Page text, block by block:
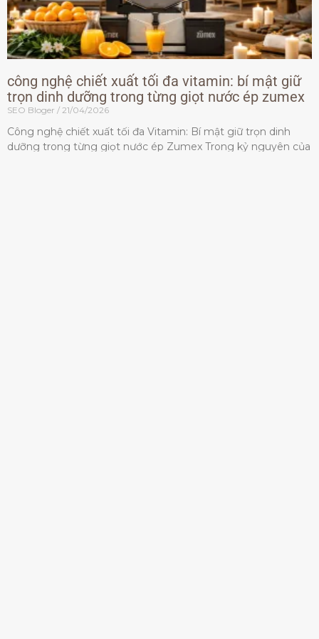
công nghệ chiết xuất tối đa vitamin: bí mật giữ
trọn dinh dưỡng trong từng giọt nước ép zumex
SEO Bloger 21/04/2026
Công nghệ chiết xuất tối đa Vitamin: Bí mật giữ trọn dinh
dưỡng trong từng giọt nước ép Zumex Trong kỷ nguyên của